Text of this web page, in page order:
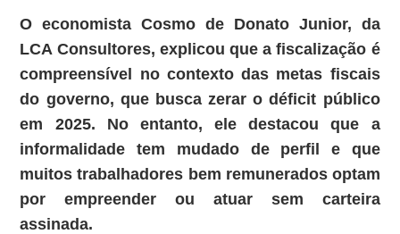
O economista Cosmo de Donato Junior, da
LCA Consultores, explicou que a fiscalização é
compreensível no contexto das metas fiscais
do governo, que busca zerar o déficit público
em 2025. No entanto, ele destacou que a
informalidade tem mudado de perfil e que
muitos trabalhadores bem remunerados optam
por empreender ou atuar sem carteira
assinada.